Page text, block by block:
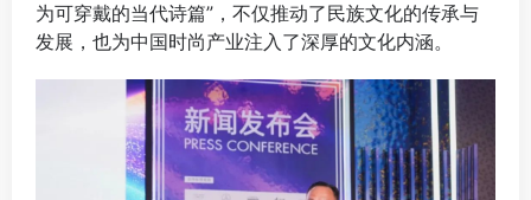
为可穿戴的当代诗篇”，不仅推动了民族文化的传承与
发展，也为中国时尚产业注入了深厚的文化内涵。